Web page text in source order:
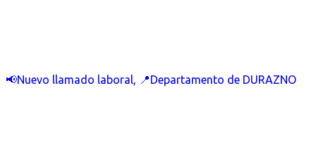
📢Nuevo llamado laboral, 📍Departamento de DURAZNO